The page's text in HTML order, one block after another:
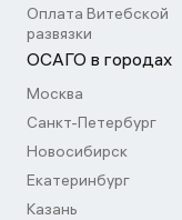
Оплата Витебской
развязки
ОСАГО в городах
Москва
Санкт-Петербург
Новосибирск
Екатеринбург
Казань